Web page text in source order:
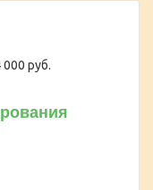
000 руб.